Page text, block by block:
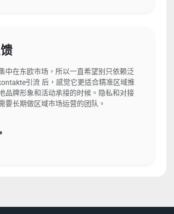
中在东欧市场，所以一直希望别只依赖泛
引流 后，感觉它更适合精准区域推
品牌形象和活动承接的时候。隐私和对接
要长期做区域市场运营的团队。